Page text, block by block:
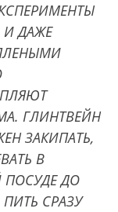
ДАЖЕ
ГЛИНТВЕЙН
ЗАКИПАТЬ,
В
ПОСУДЕ ДО
СРАЗУ